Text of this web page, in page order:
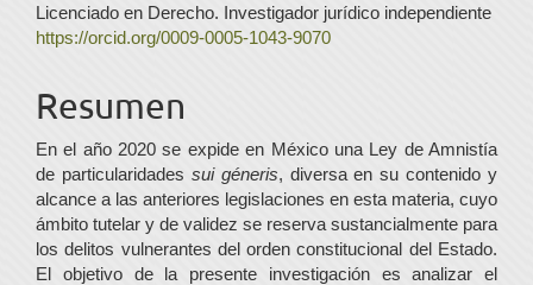
Licenciado en Derecho. Investigador jurídico independiente
https://orcid.org/0009-0005-1043-9070
Resumen
En el año 2020 se expide en México una Ley de Amnistía
de particularidades sui géneris, diversa en su contenido y
alcance a las anteriores legislaciones en esta materia, cuyo
ámbito tutelar y de validez se reserva sustancialmente para
los delitos vulnerantes del orden constitucional del Estado.
El objetivo de la presente investigación es analizar el